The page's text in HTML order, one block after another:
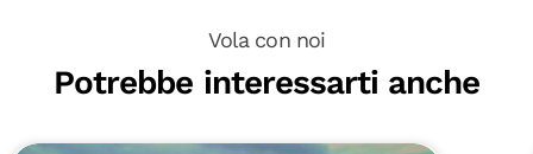
Vola con noi
Potrebbe interessarti anche